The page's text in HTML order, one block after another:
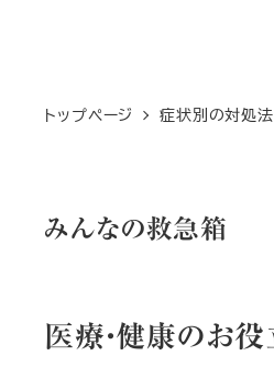
トップページ 症状別の対処法
みんなの救急箱
医療・健康のお